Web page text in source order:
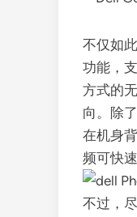
不仅如
功能，
方式的
向。除
在机身
频可快
不过，